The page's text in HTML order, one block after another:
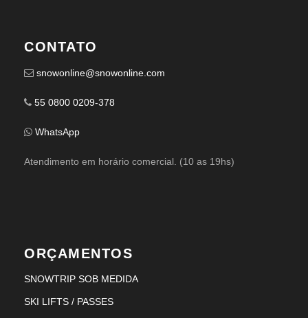
CONTATO
snowonline@snowonline.com
55 0800 0209-378
WhatsApp
Atendimento em horário comercial. (10 as 19hs)
ORÇAMENTOS
SNOWTRIP SOB MEDIDA
SKI LIFTS / PASSES